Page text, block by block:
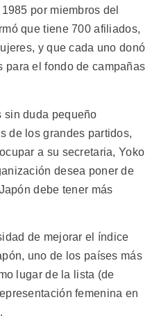
por miembros del
que tiene 700 afiliados,
y que cada uno donó
para el fondo de campañas
sin duda pequeño
de los grandes partidos,
a su secretaria, Yoko
desea poner de
debe tener más
de mejorar el índice
uno de los países más
lugar de la lista (de
femenina en